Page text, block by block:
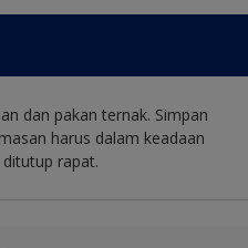
dan pakan ternak. Simpan
harus dalam keadaan
rapat.